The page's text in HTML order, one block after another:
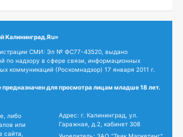
Калининград.Ru»
СМИ: Эл № ФС77-43520, выдано
по надзору в сфере связи, информационных
коммуникаций (Роскомнадзор) 17 января 2011 г.
предназначен для просмотра лицам младше 18 лет.
либо
или
сайта,
Адрес: г. Калининград, ул.
Гаражная, д.2, кабинет 308